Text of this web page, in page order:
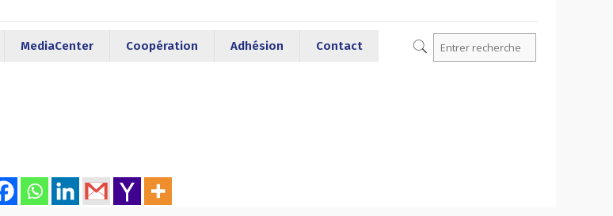
MediaCenter Coopération Adhésion Contact